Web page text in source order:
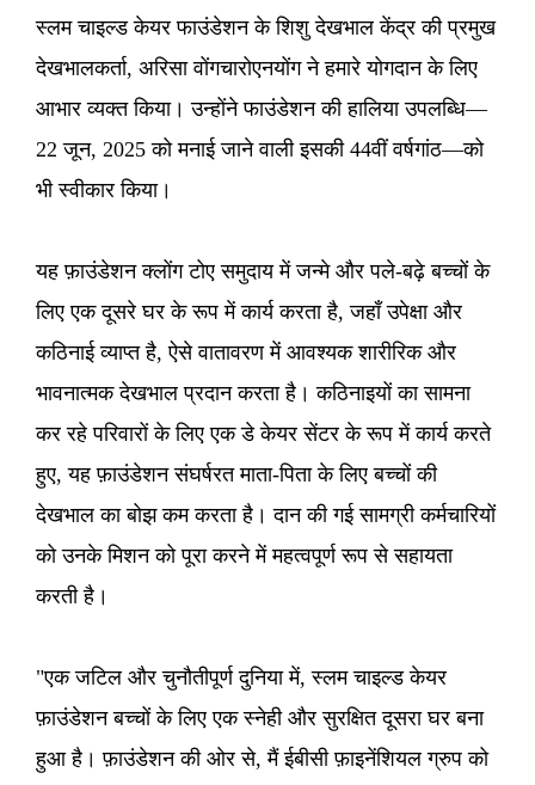
स्लम चाइल्ड केयर फाउंडेशन के शिशु देखभाल केंद्र की प्रमुख
देखभालकर्ता, अरिसा वोंगचारोएनयोंग ने हमारे योगदान के लिए
आभार व्यक्त किया। उन्होंने फाउंडेशन की हालिया उपलब्धि—
22 जून, 2025 को मनाई जाने वाली इसकी 44वीं वर्षगांठ—को
भी स्वीकार किया।
यह फ़ाउंडेशन क्लोंग टोए समुदाय में जन्मे और पले-बढ़े बच्चों के
लिए एक दूसरे घर के रूप में कार्य करता है, जहाँ उपेक्षा और
कठिनाई व्याप्त है, ऐसे वातावरण में आवश्यक शारीरिक और
भावनात्मक देखभाल प्रदान करता है। कठिनाइयों का सामना
कर रहे परिवारों के लिए एक डे केयर सेंटर के रूप में कार्य करते
हुए, यह फ़ाउंडेशन संघर्षरत माता-पिता के लिए बच्चों की
देखभाल का बोझ कम करता है। दान की गई सामग्री कर्मचारियों
को उनके मिशन को पूरा करने में महत्वपूर्ण रूप से सहायता
करती है।
"एक जटिल और चुनौतीपूर्ण दुनिया में, स्लम चाइल्ड केयर
फ़ाउंडेशन बच्चों के लिए एक स्नेही और सुरक्षित दूसरा घर बना
हुआ है। फ़ाउंडेशन की ओर से, मैं ईबीसी फ़ाइनेंशियल ग्रुप को